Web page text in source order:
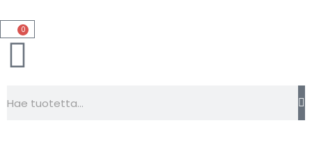
sisältöön
0
Cart